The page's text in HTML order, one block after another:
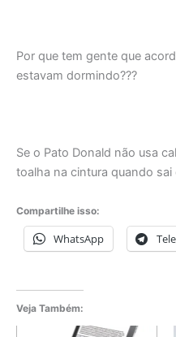
Por que tem gente que
estavam dormindo???
Se o Pato Donald não usa
toalha na cintura quando sai
Compartilhe isso:
WhatsApp
Veja Também: